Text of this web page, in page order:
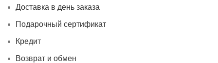
Доставка в день заказа
Подарочный сертификат
Кредит
Возврат и обмен